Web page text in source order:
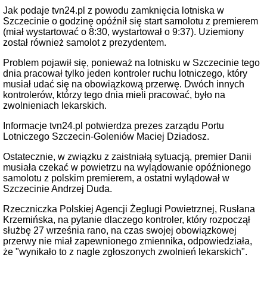
Jak podaje tvn24.pl z powodu zamknięcia lotniska w
Szczecinie o godzinę opóźnił się start samolotu z premierem
(miał wystartować o 8:30, wystartował o 9:37). Uziemiony
został również samolot z prezydentem.
Problem pojawił się, ponieważ na lotnisku w Szczecinie tego
dnia pracował tylko jeden kontroler ruchu lotniczego, który
musiał udać się na obowiązkową przerwę. Dwóch innych
kontrolerów, którzy tego dnia mieli pracować, było na
zwolnieniach lekarskich.
Informacje tvn24.pl potwierdza prezes zarządu Portu
Lotniczego Szczecin-Goleniów Maciej Dziadosz.
Ostatecznie, w związku z zaistniałą sytuacją, premier Danii
musiała czekać w powietrzu na wylądowanie opóźnionego
samolotu z polskim premierem, a ostatni wylądował w
Szczecinie Andrzej Duda.
Rzeczniczka Polskiej Agencji Żeglugi Powietrznej, Rusłana
Krzemińska, na pytanie dlaczego kontroler, który rozpoczął
służbę 27 września rano, na czas swojej obowiązkowej
przerwy nie miał zapewnionego zmiennika, odpowiedziała,
że "wynikało to z nagle zgłoszonych zwolnień lekarskich".